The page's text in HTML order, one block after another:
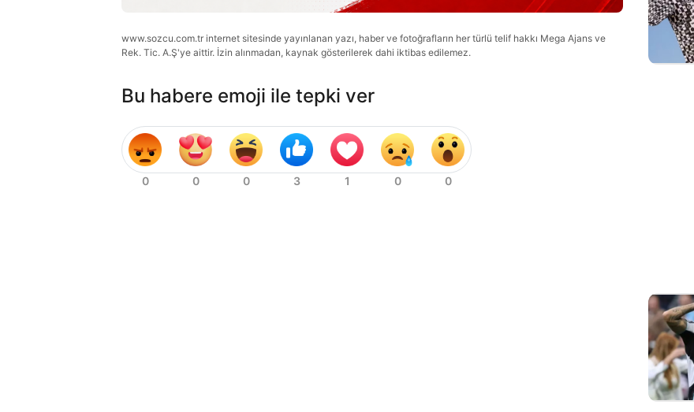
www.sozcu.com.tr internet sitesinde yayınlanan yazı, haber ve fotoğrafların her türlü telif hakkı Mega Ajans ve
Rek. Tic. A.Ş'ye aittir. İzin alınmadan, kaynak gösterilerek dahi iktibas edilemez.
Bu habere emoji ile tepki ver